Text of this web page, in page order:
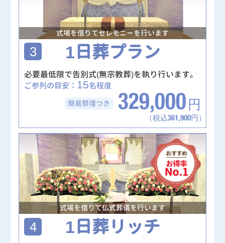
式場を借りてセレモニーを行います
3 1日葬プラン
必要最低限で告別式(無宗教葬)を執り行います。
ご参列の目安： 15名程度
簡易祭壇つき 329,000 円
（税込361,900円）
式場を借りて仏式葬儀を行います
4 1日葬リッチ